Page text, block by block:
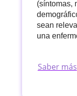
(síntomas,
sean
una
Saber más